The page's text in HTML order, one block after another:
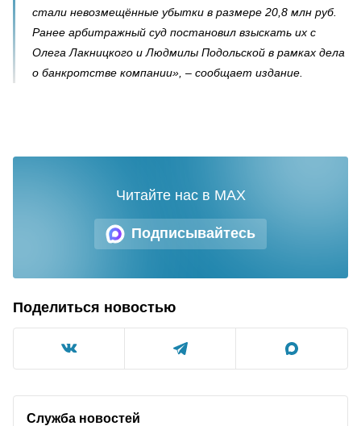
стали невозмещённые убытки в размере 20,8 млн руб.
Ранее арбитражный суд постановил взыскать их с
Олега Лакницкого и Людмилы Подольской в рамках дела
о банкротстве компании», – сообщает издание.
Подписывайтесь
Читайте нас в MAX
Поделиться новостью
Служба новостей